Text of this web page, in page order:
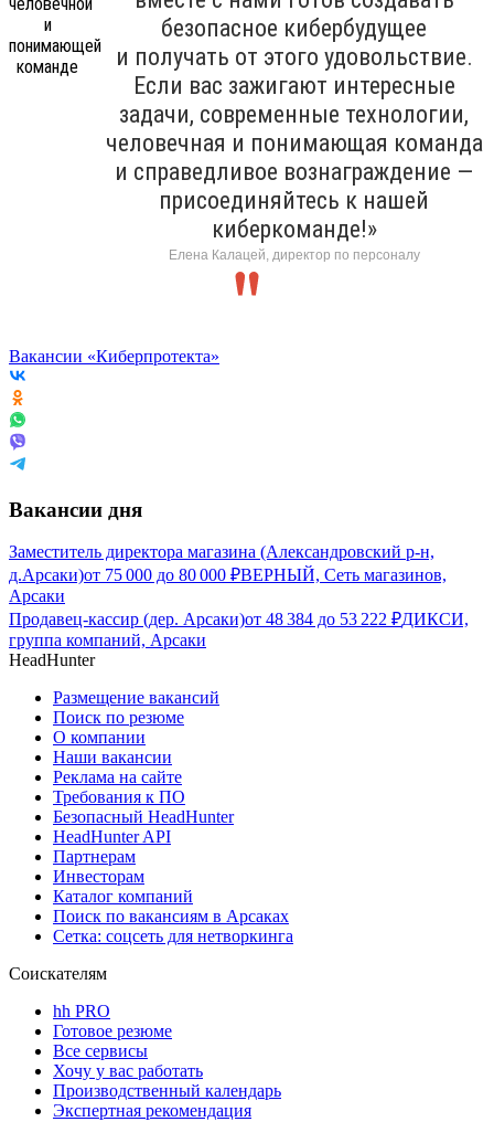
безопасное кибербудущее
и получать от этого удовольствие.
Если вас зажигают интересные
задачи, современные технологии,
человечная и понимающая команда
и справедливое вознаграждение —
присоединяйтесь к нашей
киберкоманде!»
Елена Калацей, директор по персоналу
Вакансии «Киберпротекта»
Вакансии дня
Заместитель директора магазина (Александровский р-н,
д.Арсаки)от 75 000 до 80 000 ₽ВЕРНЫЙ, Сеть магазинов,
Арсаки
Продавец-кассир (дер. Арсаки)от 48 384 до 53 222 ₽ДИКСИ,
группа компаний, Арсаки
HeadHunter
Размещение вакансий
Поиск по резюме
О компании
Наши вакансии
Реклама на сайте
Требования к ПО
Безопасный HeadHunter
HeadHunter API
Партнерам
Инвесторам
Каталог компаний
Поиск по вакансиям в Арсаках
Сетка: соцсеть для нетворкинга
Соискателям
hh PRO
Готовое резюме
Все сервисы
Хочу у вас работать
Производственный календарь
Экспертная рекомендация